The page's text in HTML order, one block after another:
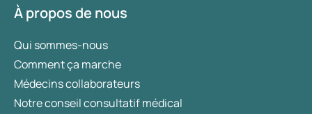
À propos de nous
Qui sommes-nous
Comment ça marche
Médecins collaborateurs
Notre conseil consultatif médical